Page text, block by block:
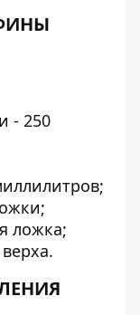
- 250
ложка;